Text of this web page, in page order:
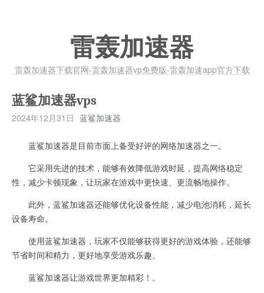
雷轰加速器
雷轰加速器下载官网-雷轰加速器vp免费版-雷轰加速app官方下载
蓝鲨加速器vps
2024年12月31日 蓝鲨加速器
蓝鲨加速器是目前市面上备受好评的网络加速器之一。
它采用先进的技术，能够有效降低游戏时延，提高网络稳定
性，减少卡顿现象，让玩家在游戏中更快速、更流畅地操作。
此外，蓝鲨加速器还能够优化设备性能，减少电池消耗，延长
设备寿命。
使用蓝鲨加速器，玩家不仅能够获得更好的游戏体验，还能够
节省时间和精力，更好地享受游戏乐趣。
蓝鲨加速器让游戏世界更加精彩！。